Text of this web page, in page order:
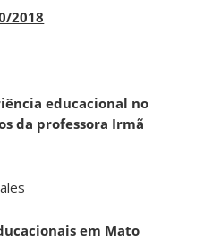
2018
educacional no
da professora Irmã
em Mato